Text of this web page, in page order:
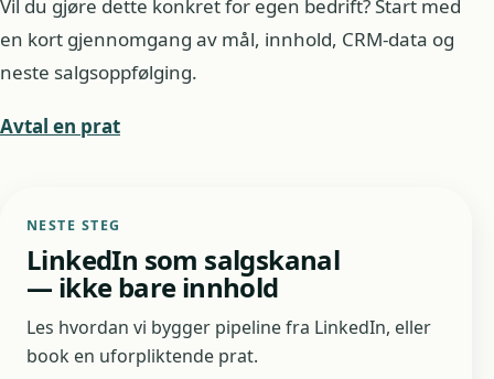
Vil du gjøre dette konkret for egen bedrift? Start med
en kort gjennomgang av mål, innhold, CRM-data og
neste salgsoppfølging.
Avtal en prat
NESTE STEG
LinkedIn som salgskanal
— ikke bare innhold
Les hvordan vi bygger pipeline fra LinkedIn, eller
book en uforpliktende prat.